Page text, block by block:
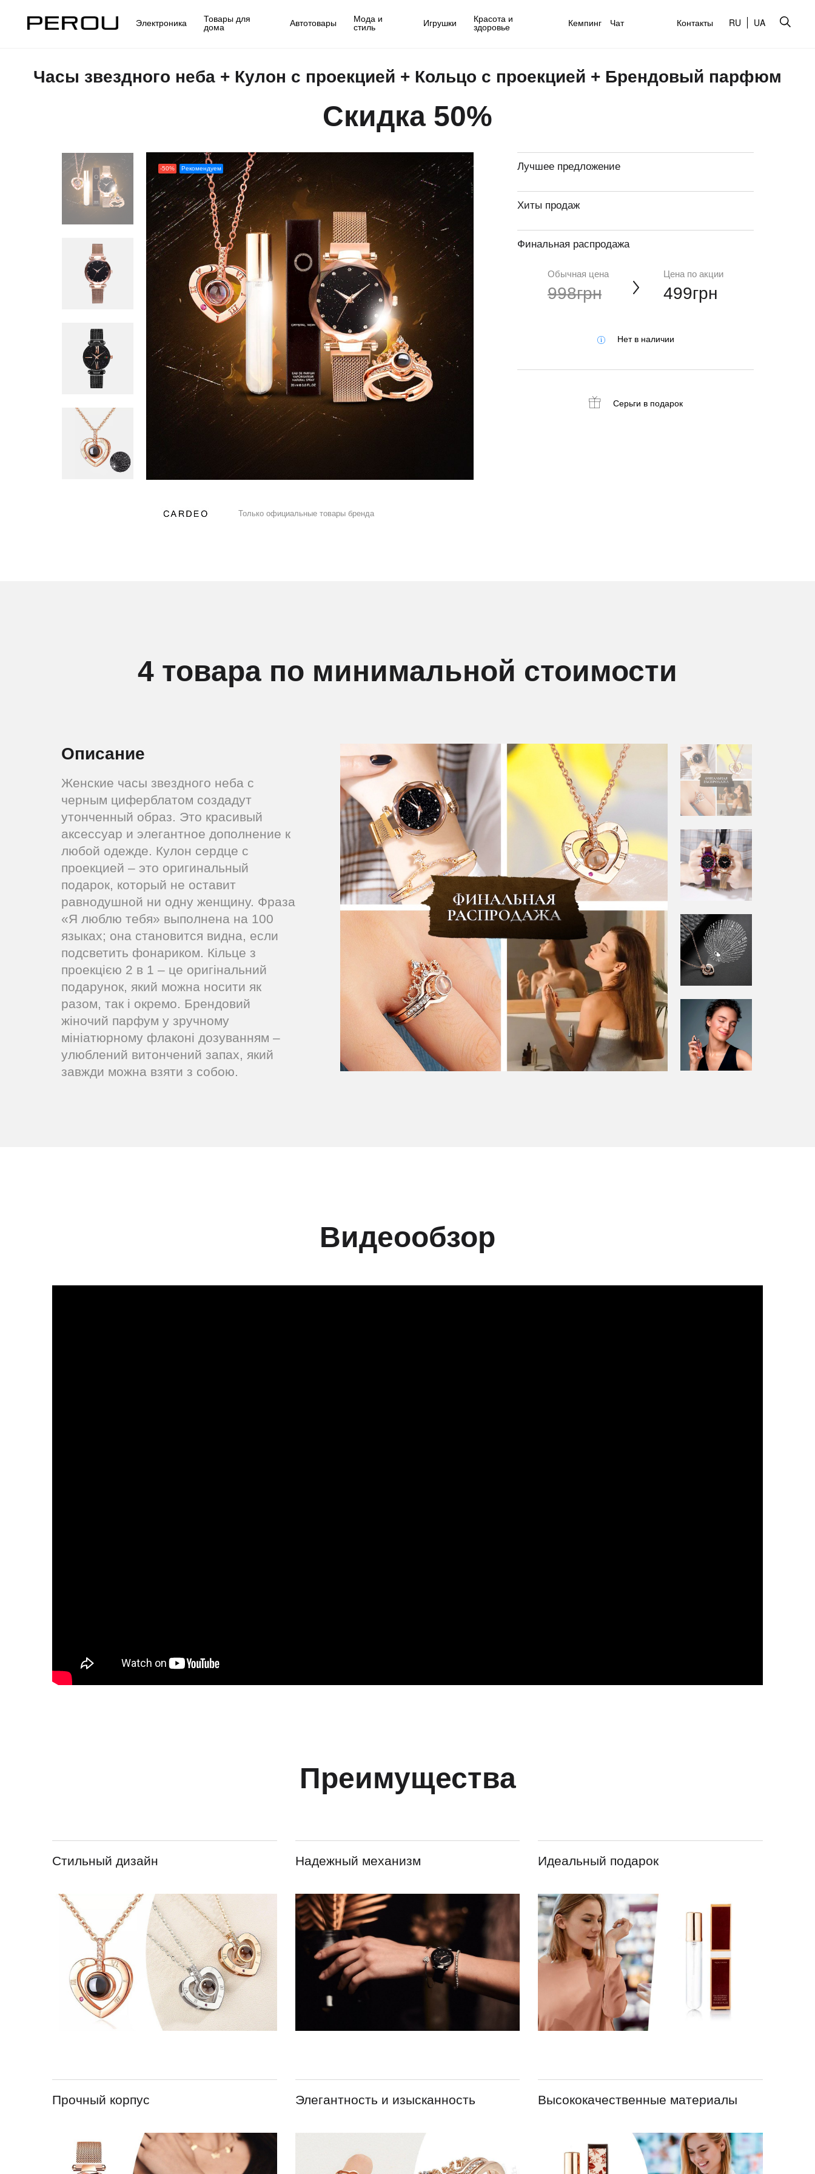
Электроника Товары для
дома Автотовары Мода и
стиль Игрушки Красота и
здоровье Кемпинг Чат Контакты RU UA
Часы звездного неба + Кулон с проекцией + Кольцо с проекцией + Брендовый парфюм
Скидка 50%
-50% Рекомендуем
Только официальные товары бренда
Лучшее предложение
Хиты продаж
Финальная распродажа
Обычная цена
998грн
Цена по акции
499грн
Нет в наличии
Серьги в подарок
4 товара по минимальной стоимости
Описание
Женские часы звездного неба с
черным циферблатом создадут
утонченный образ. Это красивый
аксессуар и элегантное дополнение к
любой одежде. Кулон сердце с
проекцией – это оригинальный
подарок, который не оставит
равнодушной ни одну женщину. Фраза
«Я люблю тебя» выполнена на 100
языках; она становится видна, если
подсветить фонариком. Кільце з
проекцією 2 в 1 – це оригінальний
подарунок, який можна носити як
разом, так і окремо. Брендовий
жіночий парфум у ​​зручному
мініатюрному флаконі дозуванням –
улюблений витончений запах, який
завжди можна взяти з собою.
Видеообзор
Преимущества
Стильный дизайн Надежный механизм Идеальный подарок
Прочный корпус Элегантность и изысканность Высококачественные материалы